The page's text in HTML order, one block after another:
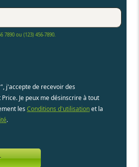
7890 ou (123) 456-7890.
j'accepte de recevoir des
Je peux me désinscrire à tout
les Conditions d'utilisationet la
.